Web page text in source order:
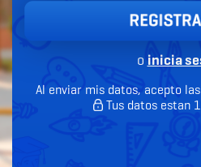
o inicia
Al enviar mis datos, acepto las
Tus datos estan